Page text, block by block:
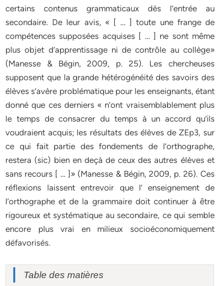
certains contenus grammaticaux dès l’entrée au
secondaire. De leur avis, « [ … ] toute une frange de
compétences supposées acquises [ … ] ne sont même
plus objet d’apprentissage ni de contrôle au collège»
(Manesse & Bégin, 2009, p. 25). Les chercheuses
supposent que la grande hétérogénéité des savoirs des
élèves s’avère problématique pour les enseignants, étant
donné que ces derniers « n’ont vraisemblablement plus
le temps de consacrer du temps à un accord qu’ils
voudraient acquis; les résultats des élèves de ZEp3, sur
ce qui fait partie des fondements de l’orthographe,
restera (sic) bien en deçà de ceux des autres élèves et
sans recours [ … ]» (Manesse & Bégin, 2009, p. 26). Ces
réflexions laissent entrevoir que l’ enseignement de
l’orthographe et de la grammaire doit continuer à être
rigoureux et systématique au secondaire, ce qui semble
encore plus vrai en milieux socioéconomiquement
défavorisés.
Table des matières